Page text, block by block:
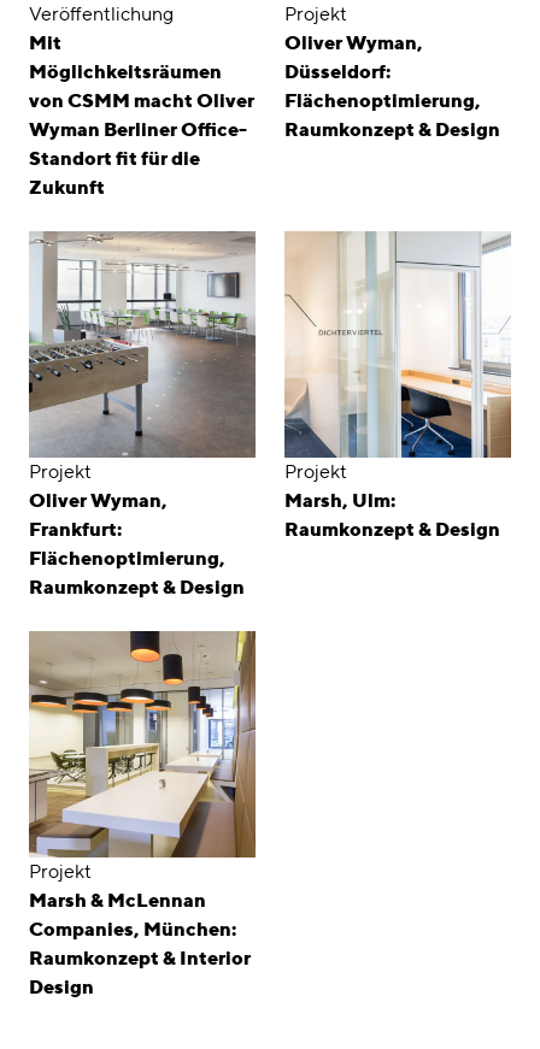
Veröffentlichung
Mit
Möglichkeitsräumen
von CSMM macht Oliver
Wyman Berliner Office-
Standort fit für die
Zukunft
Projekt
Oliver Wyman,
Düsseldorf:
Flächenoptimierung,
Raumkonzept & Design
Projekt
Oliver Wyman,
Frankfurt:
Flächenoptimierung,
Raumkonzept & Design
Projekt
Marsh, Ulm:
Raumkonzept & Design
Projekt
Marsh & McLennan
Companies, München:
Raumkonzept & Interior
Design